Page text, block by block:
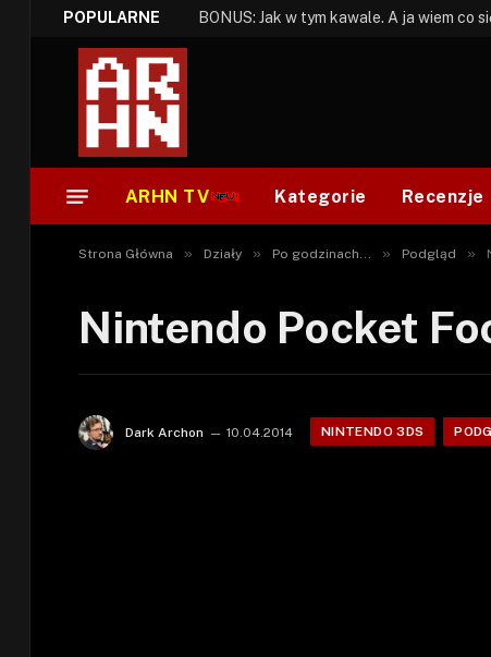
POPULARNE
ARHN TV Kategorie Recenzje
Strona Główna » Działy » Po godzinach... » Podgląd »
Nintendo Pocket
Dark Archon 10.04.2014 NINTENDO 3DS